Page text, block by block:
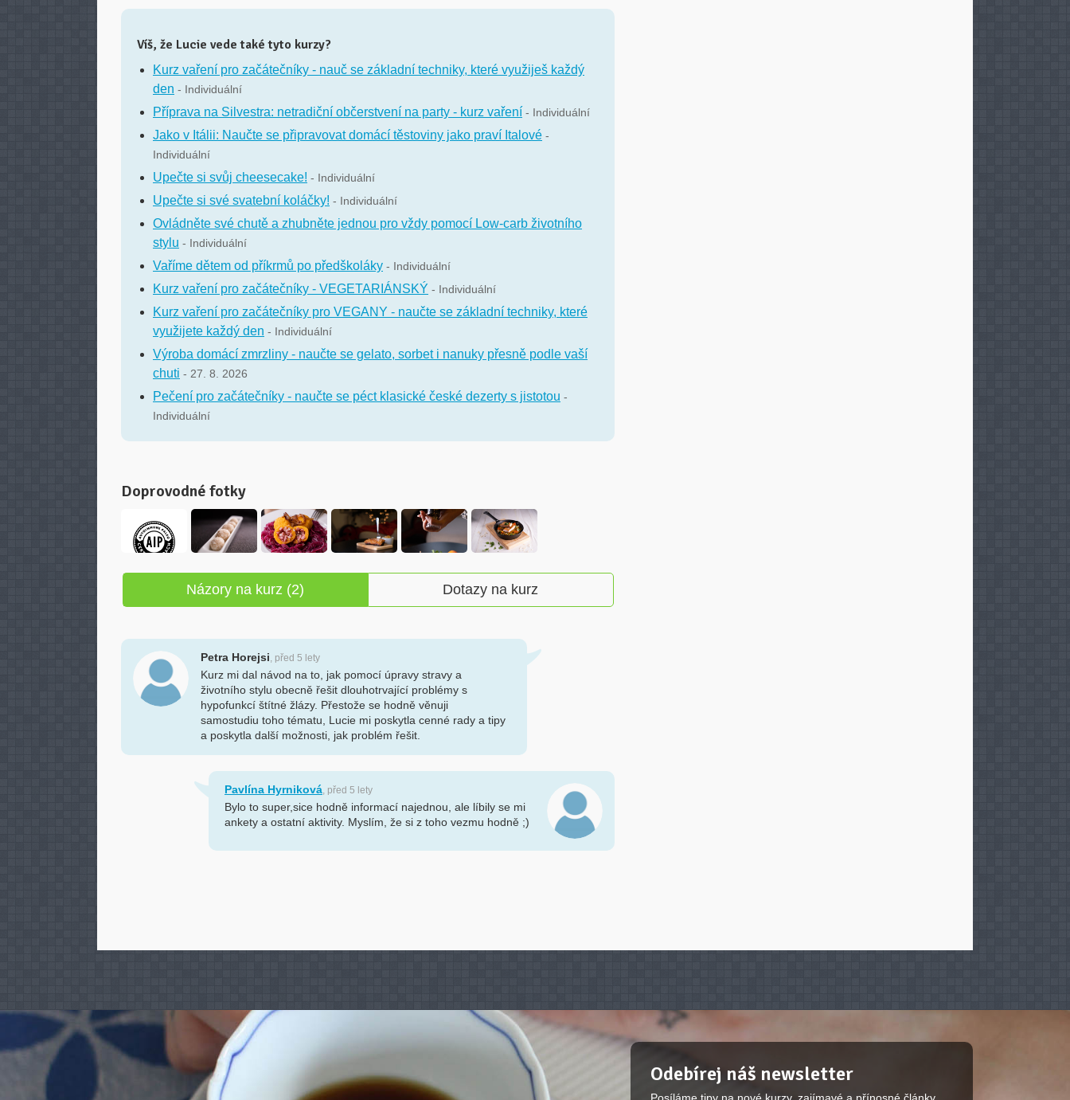
Víš, že Lucie vede také tyto kurzy?
Kurz vaření pro začátečníky - nauč se základní techniky, které využiješ každý
den - Individuální
Příprava na Silvestra: netradiční občerstvení na party - kurz vaření - Individuální
Jako v Itálii: Naučte se připravovat domácí těstoviny jako praví Italové -
Individuální
Upečte si svůj cheesecake! - Individuální
Upečte si své svatební koláčky! - Individuální
Ovládněte své chutě a zhubněte jednou pro vždy pomocí Low-carb životního
stylu - Individuální
Vaříme dětem od příkrmů po předškoláky - Individuální
Kurz vaření pro začátečníky - VEGETARIÁNSKÝ - Individuální
Kurz vaření pro začátečníky pro VEGANY - naučte se základní techniky, které
využijete každý den - Individuální
Výroba domácí zmrzliny - naučte se gelato, sorbet i nanuky přesně podle vaší
chuti - 27. 8. 2026
Pečení pro začátečníky - naučte se péct klasické české dezerty s jistotou -
Individuální
Doprovodné fotky
Názory na kurz (2) Dotazy na kurz
Petra Horejsi, před 5 lety
Kurz mi dal návod na to, jak pomocí úpravy stravy a
životního stylu obecně řešit dlouhotrvající problémy s
hypofunkcí štítné žlázy. Přestože se hodně věnuji
samostudiu toho tématu, Lucie mi poskytla cenné rady a tipy
a poskytla další možnosti, jak problém řešit.
Pavlína Hyrniková, před 5 lety
Bylo to super,sice hodně informací najednou, ale líbily se mi
ankety a ostatní aktivity. Myslím, že si z toho vezmu hodně ;)
Odebírej náš newsletter